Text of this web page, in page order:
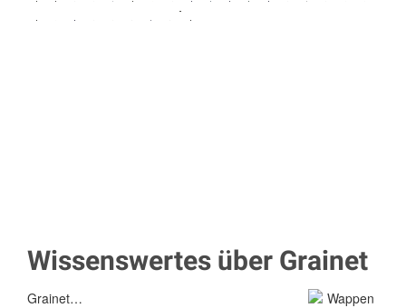
Wissenswertes über Grainet
Grainet…